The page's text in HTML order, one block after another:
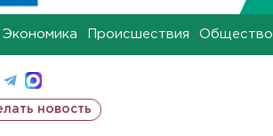
Экономика Происшествия Общество
новость